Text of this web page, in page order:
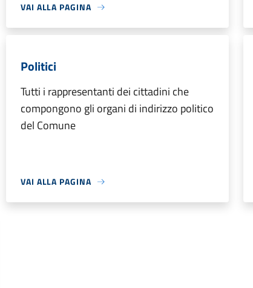
VAI ALLA PAGINA
Politici
Tutti i rappresentanti dei cittadini che
compongono gli organi di indirizzo politico
del Comune
VAI ALLA PAGINA